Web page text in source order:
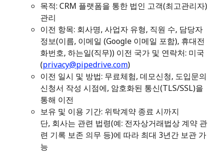
목적: CRM 플랫폼을 통한 법인 고객(최고관리자)
관리
이전 항목: 회사명, 사업자 유형, 직원 수, 담당자
정보(이름, 이메일 (Google 이메일 포함), 휴대전
화번호, 하는일(직무)) 이전 국가 및 연락처: 미국
(privacy@pipedrive.com)
이전 일시 및 방법: 무료체험, 데모신청, 도입문의
신청서 작성 시점에, 암호화된 통신(TLS/SSL)을
통해 이전
보유 및 이용 기간: 위탁계약 종료 시까지
단, 회사는 관련 법령(예: 전자상거래법상 계약 관
련 기록 보존 의무 등)에 따라 최대 3년간 보관 가
능